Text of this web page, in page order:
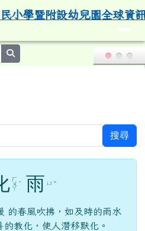
國民小學暨附設
搜尋
ㄏ
ㄨ
ㄚ
ˋ 雨 ㄩ ˇ
的春風吹拂，如及時的雨水
教化，使人潛移默化。